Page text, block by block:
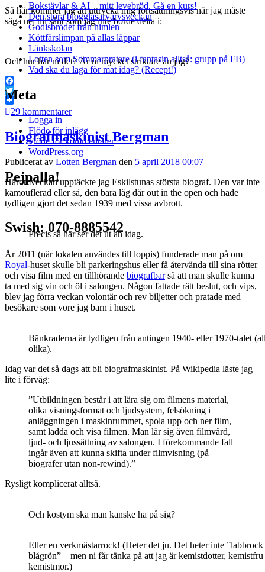
Bokstävlar & AI – mitt levebröd. Gå en kurs!
Den stora bloggläsarvärvsveckan
Godisbrödet från himlen
Köttfärslimpan på allas läppar
Länkskolan
Lotten som Sommarpratare (i fantasin alltså: grupp på FB)
Vad ska du laga för mat idag? (Recept!)
Meta
Logga in
Flöde för inlägg
Flöde för kommentarer
WordPress.org
Pejpalla!
Swish: 070-8885542
Så här kommer jag att uttrycka mig fortsättningsvis när jag måste
säga nej till sånt som jag inte borde delta i:
Och hur har ni det? Är ni mycket striktare än jag?
Facebook
Twitter
29 kommentarer
Biografmaskinist Bergman
Publicerat av Lotten Bergman den 5 april 2018 00:07
Häromveckan upptäckte jag Eskilstunas största biograf. Den var inte
kamouflerad eller så, den bara låg där out in the open och hade
tydligen gjort det sedan 1939 med vissa avbrott.
Precis så här ser det ut än idag.
År 2011 (när lokalen användes till loppis) funderade man på om
Royal-huset skulle bli parkeringshus eller få återvända till sina rötter
och visa film med en tillhörande biografbarså att man skulle kunna
ta med sig vin och öl i salongen. Någon fattade rätt beslut, och vips,
blev jag förra veckan volontär och rev biljetter och pratade med
besökare som vore jag barn i huset.
Bänkraderna är tydligen från antingen 1940- eller 1970-talet
olika).
Idag var det så dags att bli biografmaskinist. På Wikipedia läste jag
lite i förväg:
”Utbildningen består i att lära sig om filmens material,
olika visningsformat och ljudsystem, felsökning i
anläggningen i maskinrummet, spola upp och ner film,
samt ladda och visa filmen. Man lär sig även filmvård,
ljud- och ljussättning av salongen. I förekommande fall
ingår även att kunna skifta under filmvisning (på
biografer utan non-rewind).”
Rysligt komplicerat alltså.
Och kostym ska man kanske ha på sig?
Eller en verkmästarrock! (Heter det ju. Det heter inte ”labbrock
blågrön” – men ni får tänka på att jag är kemistdotter,
kemistmor.)